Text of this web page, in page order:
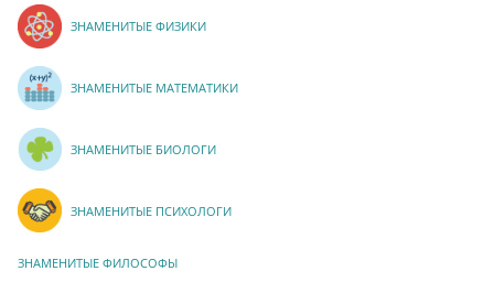
ЗНАМЕНИТЫЕ ФИЗИКИ
ЗНАМЕНИТЫЕ МАТЕМАТИКИ
ЗНАМЕНИТЫЕ БИОЛОГИ
ЗНАМЕНИТЫЕ ПСИХОЛОГИ
ЗНАМЕНИТЫЕ ФИЛОСОФЫ